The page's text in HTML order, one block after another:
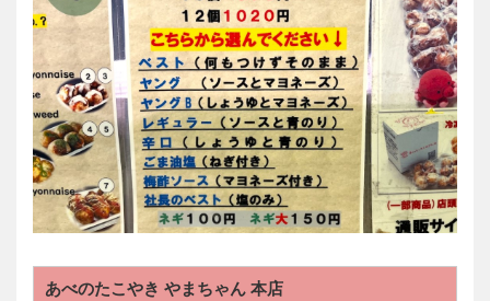
あべのたこやき やまちゃん 本店